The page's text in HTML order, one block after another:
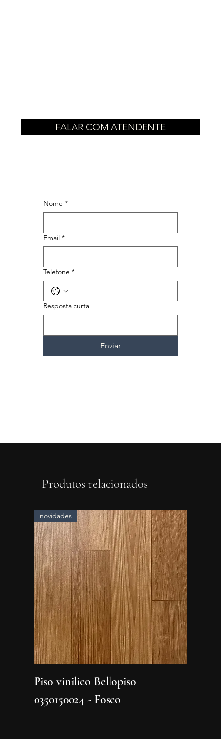
Nome *
Email *
Telefone *
Resposta curta
Enviar
FALAR COM ATENDENTE
Produtos relacionados
novidades
Piso vinilico Bellopiso
0350150024 - Fosco